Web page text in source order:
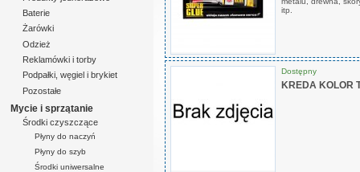
Baterie
Żarówki
Odzież
Reklamówki i torby
Podpałki, węgiel i brykiet
Pozostałe
Mycie i sprzątanie
Środki czyszczące
Płyny do naczyń
Płyny do szyb
Środki uniwersalne
itp.
Dostępny
KREDA KOLOR